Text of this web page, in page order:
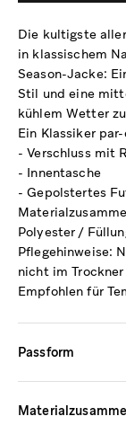
Die kultigste
in klassischem
Season-Jacke:
Stil und eine
kühlem Wetter
Ein Klassiker
- Verschluss mit
- Innentasche
- Gepolstertes
Polyester /
Pflegehinweise:
nicht im
Empfohlen für
Passform